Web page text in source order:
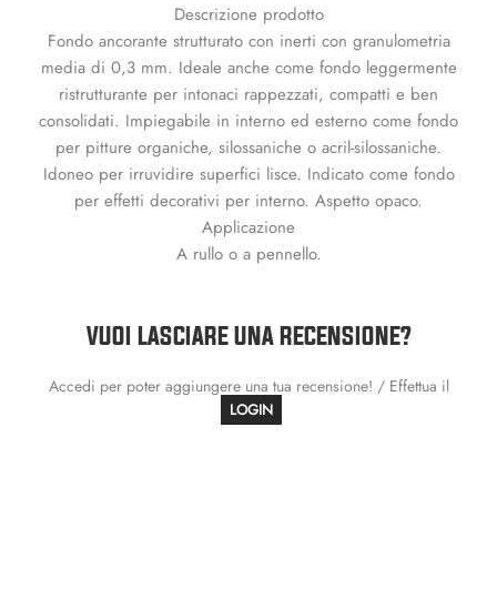
Descrizione prodotto
Fondo ancorante strutturato con inerti con granulometria
media di 0,3 mm. Ideale anche come fondo leggermente
ristrutturante per intonaci rappezzati, compatti e ben
consolidati. Impiegabile in interno ed esterno come fondo
per pitture organiche, silossaniche o acril-silossaniche.
Idoneo per irruvidire superfici lisce. Indicato come fondo
per effetti decorativi per interno. Aspetto opaco.
Applicazione
A rullo o a pennello.
VUOI LASCIARE UNA RECENSIONE?
Accedi per poter aggiungere una tua recensione! / Effettua il
LOGIN